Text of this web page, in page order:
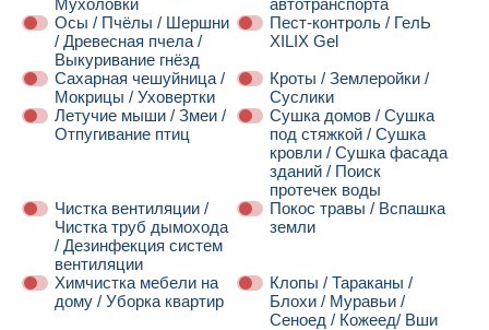
Мухоловки
автотранспорта
Осы / Пчёлы / Шершни
/ Древесная пчела /
Выкуривание гнёзд
Пест-контроль / ГелЬ
XILIX Gel
Сахарная чешуйница /
Мокрицы / Уховертки
Кроты / Землеройки /
Суслики
Летучие мыши / Змеи /
Отпугивание птиц
Сушка домов / Сушка
под стяжкой / Сушка
кровли / Сушка фасада
зданий / Поиск
протечек воды
Чистка вентиляции /
Чистка труб дымохода
/ Дезинфекция систем
вентиляции
Покос травы / Вспашка
земли
Химчистка мебели на
дому / Уборка квартир
Клопы / Тараканы /
Блохи / Муравьи /
Сеноед / Кожеед/ Вши